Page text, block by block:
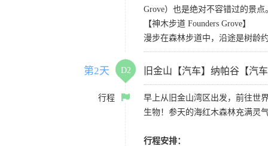
Grove）也是绝对不容错过的景点
【神木步道 Founders Grove】
漫步在森林步道中，沿途是树龄
第2天 D2 旧金山【汽车】纳帕谷【汽
行程
早上从旧金山湾区出发，前往世
生物！参天的海红木森林充满灵
行程安排：